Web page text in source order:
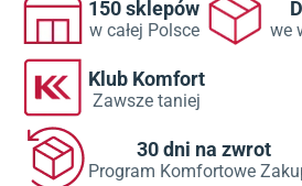
150 sklepów
w całej Polsce we
Klub Komfort
Zawsze taniej
30 dni na zwrot
Program Komfortowe